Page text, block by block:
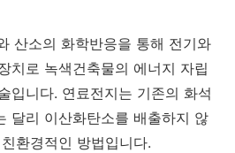
산소의 화학반응을 통해 전기와
치로 녹색건축물의 에너지 자립
입니다. 연료전지는 기존의 화석
달리 이산화탄소를 배출하지 않
환경적인 방법입니다.